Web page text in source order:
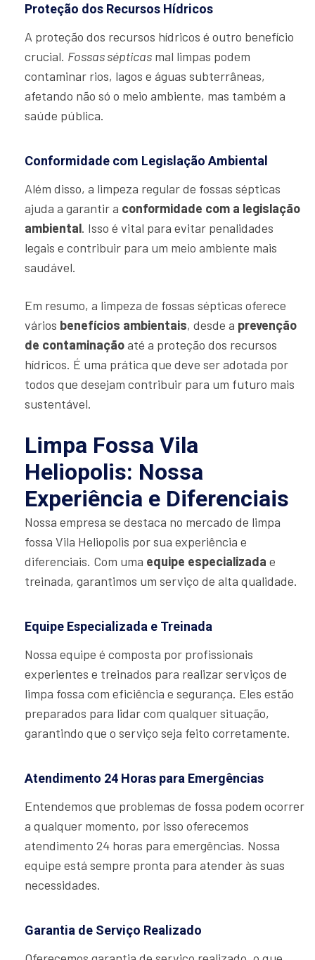
Proteção dos Recursos Hídricos
A proteção dos recursos hídricos é outro benefício
crucial. Fossas sépticas mal limpas podem
contaminar rios, lagos e águas subterrâneas,
afetando não só o meio ambiente, mas também a
saúde pública.
Conformidade com Legislação Ambiental
Além disso, a limpeza regular de fossas sépticas
ajuda a garantir a conformidade com a legislação
ambiental. Isso é vital para evitar penalidades
legais e contribuir para um meio ambiente mais
saudável.
Em resumo, a limpeza de fossas sépticas oferece
vários benefícios ambientais, desde a prevenção
de contaminaçãoaté a proteção dos recursos
hídricos. É uma prática que deve ser adotada por
todos que desejam contribuir para um futuro mais
sustentável.
Limpa Fossa Vila
Heliopolis: Nossa
Experiência e Diferenciais
Nossa empresa se destaca no mercado de limpa
fossa Vila Heliopolis por sua experiência e
diferenciais. Com uma equipe especializada e
treinada, garantimos um serviço de alta qualidade.
Equipe Especializada e Treinada
Nossa equipe é composta por profissionais
experientes e treinados para realizar serviços de
limpa fossa com eficiência e segurança. Eles estão
preparados para lidar com qualquer situação,
garantindo que o serviço seja feito corretamente.
Atendimento 24 Horas para Emergências
Entendemos que problemas de fossa podem ocorrer
a qualquer momento, por isso oferecemos
atendimento 24 horas para emergências. Nossa
equipe está sempre pronta para atender às suas
necessidades.
Garantia de Serviço Realizado